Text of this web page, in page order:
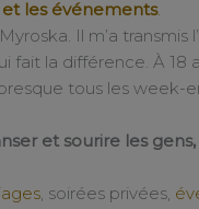
les événements.
Il m’a transmis
la différence. À 18
tous les week-
et sourire les
, soirées privées,